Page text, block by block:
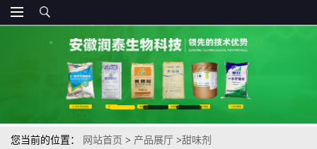
您当前的位置： 网站首页 > 产品展厅 >甜味剂